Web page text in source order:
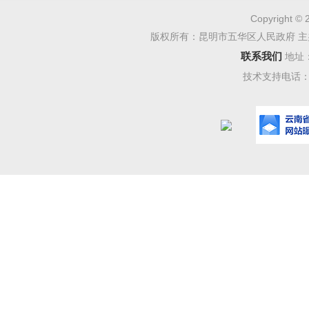
增加值的
个百分
态势，
来看，
Copyright ©
版权所有：昆明市五华区人民政府
联系我们 地址
技术支持电话